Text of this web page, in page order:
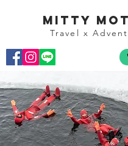
mitty
Travel x